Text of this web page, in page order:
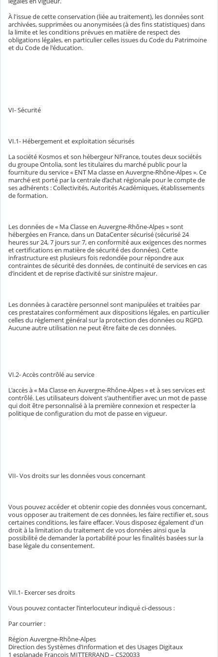
À l'issue de cette conservation (liée au traitement), les données sont
archivées, supprimées ou anonymisées (à des fins statistiques) dans
la limite et les conditions prévues en matière de respect des
obligations légales, en particulier celles issues du Code du Patrimoine
et du Code de l'éducation.
VI- Sécurité
VI.1- Hébergement et exploitation sécurisés
La société Kosmos et son hébergeur NFrance, toutes deux sociétés
du groupe Ontolia, sont les titulaires du marché public pour la
fourniture du service « ENT Ma classe en Auvergne-Rhône-Alpes ». Ce
marché est porté par la centrale d’achat régionale pour le compte de
ses adhérents : Collectivités, Autorités Académiques, établissements
de formation.
Les données de « Ma Classe en Auvergne-Rhône-Alpes » sont
hébergées en France, dans un DataCenter sécurisé (sécurisé 24
heures sur 24, 7 jours sur 7, en conformité aux exigences des normes
et certifications en matière de sécurité des données). Cette
infrastructure est plusieurs fois redondée pour répondre aux
contraintes de sécurité des données, de continuité de services en cas
d’incident et de reprise d’activité sur sinistre majeur.
Les données à caractère personnel sont manipulées et traitées par
ces prestataires conformément aux dispositions légales, en particulier
celles du règlement général sur la protection des données ou RGPD.
Aucune autre utilisation ne peut être faite de ces données.
VI.2- Accès contrôlé au service
L'accès à « Ma Classe en Auvergne-Rhône-Alpes » et à ses services est
contrôlé. Les utilisateurs doivent s'authentifier avec un mot de passe
qui doit être personnalisé à la première connexion et respecter la
politique de configuration du mot de passe en vigueur.
VII- Vos droits sur les données vous concernant
Vous pouvez accéder et obtenir copie des données vous concernant,
vous opposer au traitement de ces données, les faire rectifier et, sous
certaines conditions, les faire effacer. Vous disposez également d'un
droit à la limitation du traitement de vos données ainsi que la
possibilité de demander la portabilité pour les finalités basées sur la
base légale du consentement.
VII.1- Exercer ses droits
Vous pouvez contacter l’interlocuteur indiqué ci-dessous :
Par courrier :
Région Auvergne-Rhône-Alpes
Direction des Systèmes d’Information et des Usages Digitaux
1 esplanade François MITTERRAND – CS20033